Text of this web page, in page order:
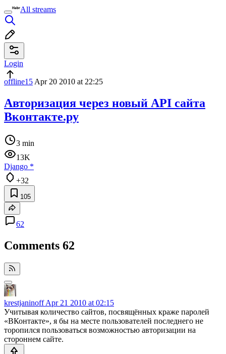
All streams
Login
offline15 Apr 20 2010 at 22:25
Авторизация через новый API сайта
Вконтакте.ру
3 min
13K
Django *
+32
105
62
Comments 62
krestjaninoffApr 21 2010 at 02:15
Учитывая количество сайтов, посвящённых краже паролей
«ВКонтакте», я бы на месте пользователей последнего не
торопился пользоваться возможностью авторизации на
стороннем сайте.